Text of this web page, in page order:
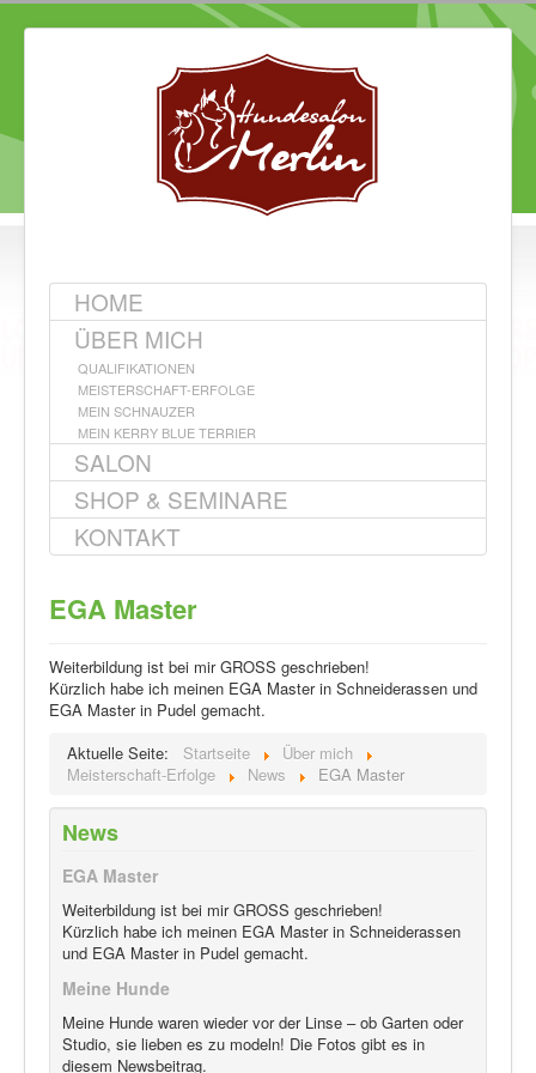
HOME
ÜBER MICH
QUALIFIKATIONEN
MEISTERSCHAFT-ERFOLGE
MEIN SCHNAUZER
MEIN KERRY BLUE TERRIER
SALON
SHOP & SEMINARE
KONTAKT
EGA Master
Weiterbildung ist bei mir GROSS geschrieben!
Kürzlich habe ich meinen EGA Master in Schneiderassen und
EGA Master in Pudel gemacht.
Aktuelle Seite:
Startseite
Über mich
Meisterschaft-Erfolge
News EGA Master
News
EGA Master
Weiterbildung ist bei mir GROSS geschrieben!
Kürzlich habe ich meinen EGA Master in Schneiderassen
und EGA Master in Pudel gemacht.
Meine Hunde
Meine Hunde waren wieder vor der Linse – ob Garten oder
Studio, sie lieben es zu modeln! Die Fotos gibt es in
diesem Newsbeitrag.